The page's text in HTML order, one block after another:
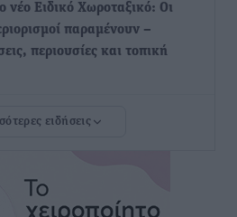
νέο Ειδικό Χωροταξικό: Οι
παραμένουν –
περιουσίες και τοπική
εφησυχασμού
ειδήσεις